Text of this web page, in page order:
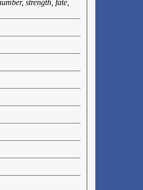
strength, fate,